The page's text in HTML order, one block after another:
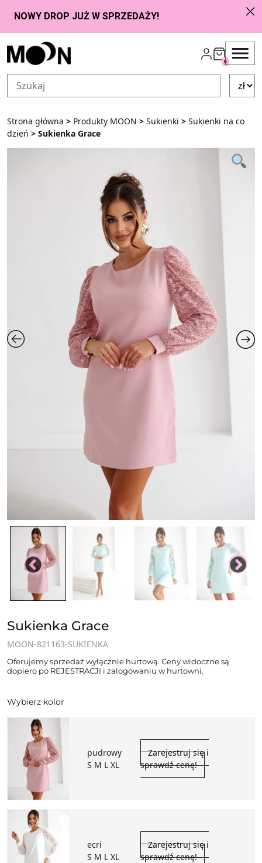
Przejdź do zawartości
0
Strona główna > Produkty MOON > Sukienki > Sukienki na co
dzień > Sukienka Grace
Sukienka Grace
MOON-821163-SUKIENKA
Oferujemy sprzedaż wyłącznie hurtową. Ceny widoczne są
dopiero po REJESTRACJI i zalogowaniu w hurtowni.
Wybierz kolor
pudrowy
S M L XL
Zarejestruj się i
sprawdź cenę!
ecri
S M L XL
Zarejestruj się i
sprawdź cenę!